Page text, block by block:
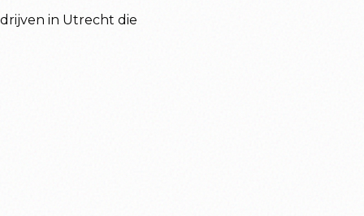
in Utrecht die